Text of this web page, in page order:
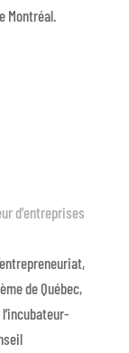
Montréal.
d'entreprises
de Québec,